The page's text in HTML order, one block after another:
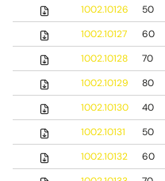
1002.10126
50
1002.10127
60
1002.10128
70
1002.10129
80
1002.10130
40
1002.10131
50
1002.10132
60